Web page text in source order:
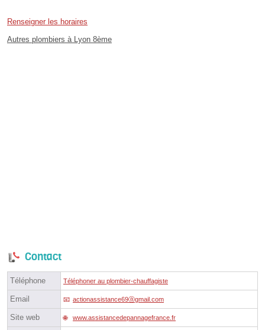
Renseigner les horaires
Autres plombiers à Lyon 8ème
Contact
Téléphone Téléphoner au plombier-chauffagiste
Email actionassistance69ⓐgmail.com
Site web www.assistancedepannagefrance.fr